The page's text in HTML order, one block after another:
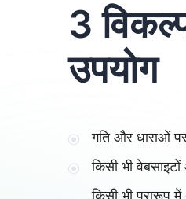
3
उपयोग
गति और धाराओं
किसी भी